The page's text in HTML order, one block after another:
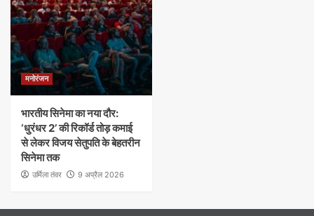
मनोरंजन
भारतीय सिनेमा का नया दौर:
‘धुरंधर 2’ की रिकॉर्ड तोड़ कमाई
से लेकर विजय सेतुपति के बेहतरीन
सिनेमा तक
उर्मिला तंवर 9 अप्रैल 2026